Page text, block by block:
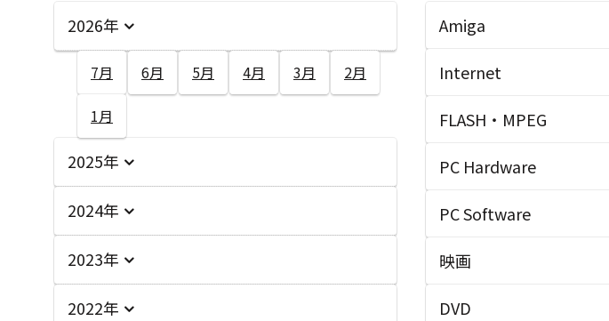
2026年
7月 6月 5月 4月 3月 2月
1月
2025年
2024年
2023年
2022年
Amiga
Internet
FLASH・MPEG
PC Hardware
PC Software
映画
DVD